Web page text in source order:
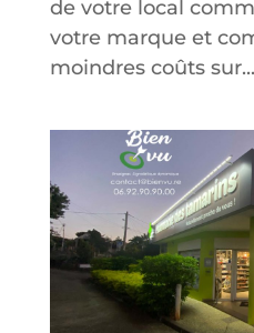
de votre local
votre marque et
moindres coûts sur...